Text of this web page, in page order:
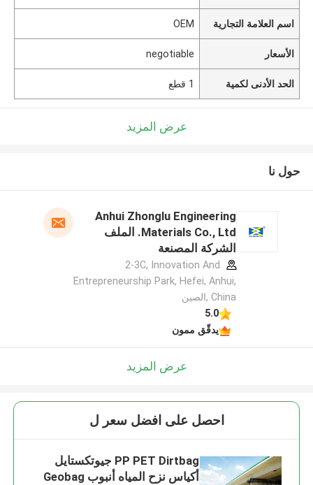
اسم العلامة التجارية OEM
الأسعار negotiable
الحد الأدنى لكمية 1 قطع
عرض المزيد
حول نا
Anhui Zhonglu Engineering
Materials Co., Ltd. الملف
الشركة المصنعة
2-3C, Innovation And
Entrepreneurship Park, Hefei, Anhui,
China ,الصين
5.0
يدقّق ممون
عرض المزيد
احصل على افضل سعر ل
PP PET Dirtbag جيوتكستايل
أكياس نزح المياه أنبوب Geobag